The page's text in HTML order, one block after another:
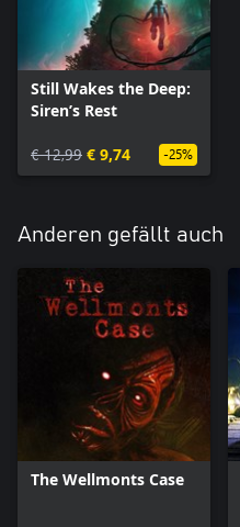
Still Wakes the Deep:
Siren’s Rest
€ 12,99 € 9,74 -25%
Anderen gefällt auch
The Wellmonts Case